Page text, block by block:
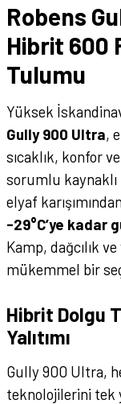
Robens
Hibrit 600
Tulumu
Yüksek
Gully 900 Ultra,
sıcaklık, konfor
sorumlu
elyaf
-29°C’ye kadar
Kamp, dağcılık
mükemmel bir
Hibrit Dolgu
Yalıtımı
Gully 900 Ultra,
teknolojilerini tek